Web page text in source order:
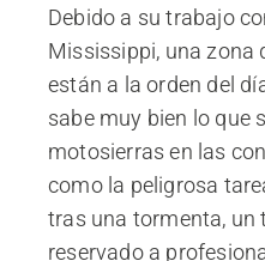
Debido a su trabajo
Mississippi, una zona
están a la orden del
sabe muy bien lo que
motosierras en las
como la peligrosa
tras una tormenta, un
reservado a